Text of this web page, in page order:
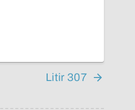
Litir 307